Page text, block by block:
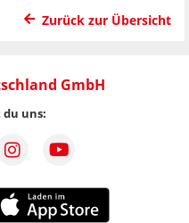
Zurück zur Übersicht
GmbH
uns: